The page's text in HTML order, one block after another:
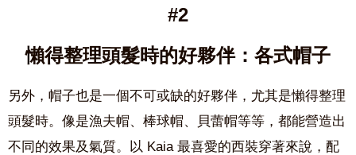
#2
懶得整理頭髮時的好夥伴：各式帽子
另外，帽子也是一個不可或缺的好夥伴，尤其是懶得整理
頭髮時。像是漁夫帽、棒球帽、貝蕾帽等等，都能營造出
不同的效果及氣質。以 Kaia 最喜愛的西裝穿著來說，配